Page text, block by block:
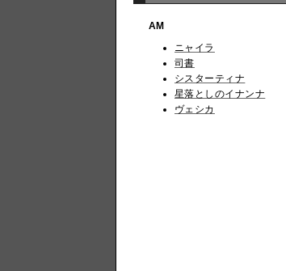
AM
ニャイラ
司書
シスターティナ
星落としのイナンナ
ヴェシカ